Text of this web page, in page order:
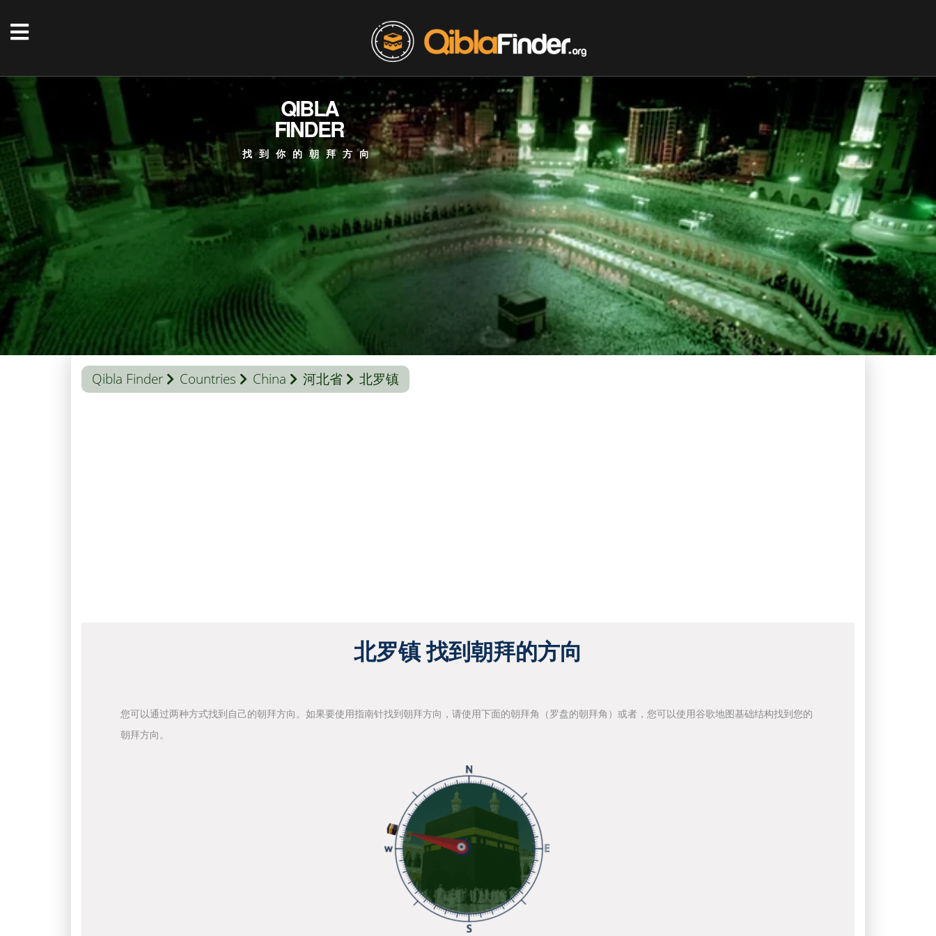
QIBLA
FINDER
找到你的朝拜方向
Qibla Finder Countries China 河北省 北罗镇
北罗镇 找到朝拜的方向
您可以通过两种方式找到自己的朝拜方向。如果要使用指南针找到朝拜方向，请使用下面的朝拜角（罗盘的朝拜角）或者，您可以使用谷歌地图基础结构找到您的
朝拜方向。